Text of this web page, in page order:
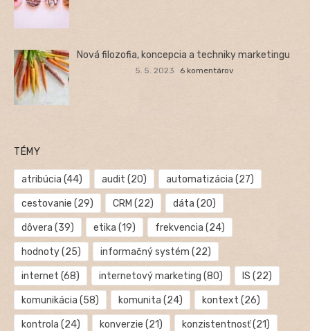
Nová filozofia, koncepcia a techniky marketingu
5. 5. 2023 6 komentárov
TÉMY
atribúcia (44) audit (20) automatizácia (27)
cestovanie (29) CRM (22) dáta (20)
dôvera (39) etika (19) frekvencia (24)
hodnoty(25) informačný systém (22)
internet (68) internetový marketing (80) IS (22)
komunikácia (58) komunita (24) kontext (26)
kontrola (24) konverzie (21) konzistentnosť(21)